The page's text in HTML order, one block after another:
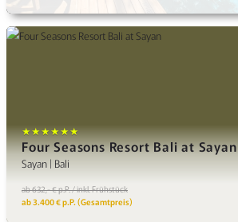
★★★★★★
Four Seasons Resort Bali at Sayan
Sayan | Bali
ab 632,- € p.P. / inkl. Frühstück
ab 3.400 € p.P. (Gesamtpreis)